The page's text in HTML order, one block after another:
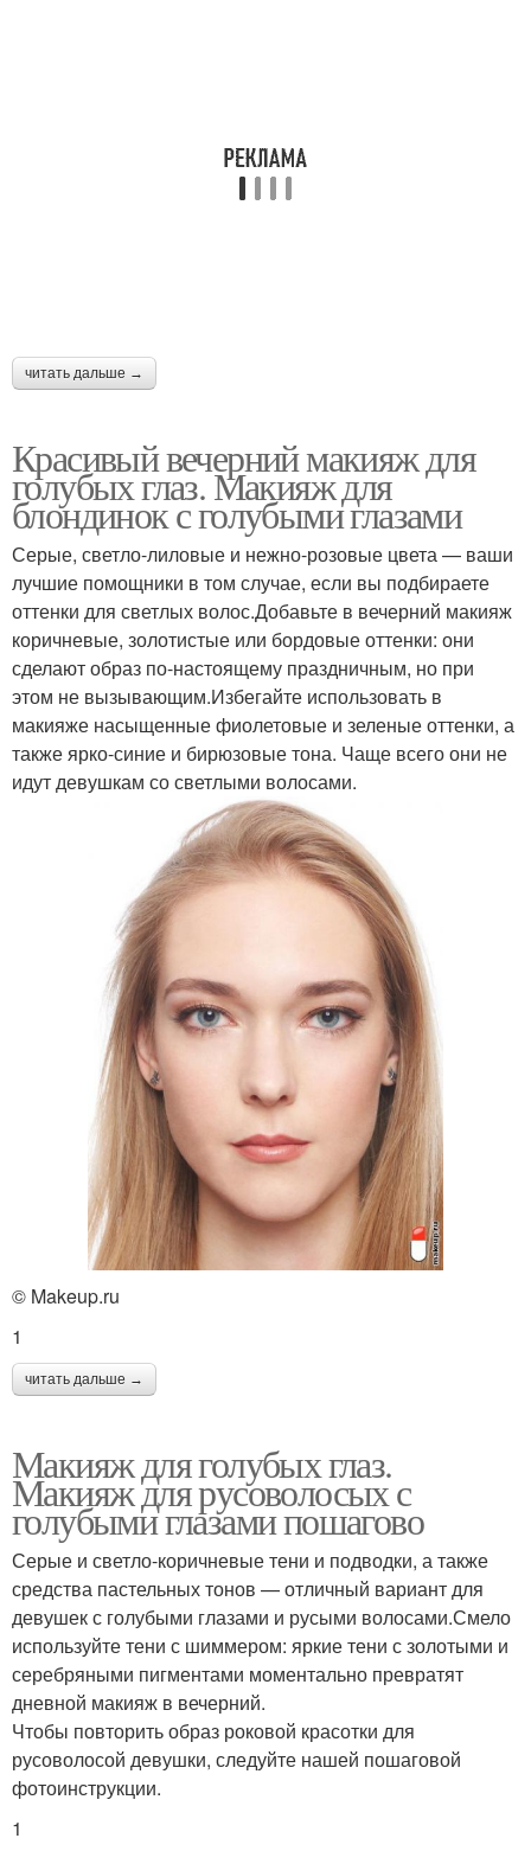
читать дальше →
Красивый вечерний макияж для
голубых глаз. Макияж для
блондинок с голубыми глазами
Серые, светло-лиловые и нежно-розовые цвета — ваши
лучшие помощники в том случае, если вы подбираете
оттенки для светлых волос.Добавьте в вечерний макияж
коричневые, золотистые или бордовые оттенки: они
сделают образ по-настоящему праздничным, но при
этом не вызывающим.Избегайте использовать в
макияже насыщенные фиолетовые и зеленые оттенки, а
также ярко-синие и бирюзовые тона. Чаще всего они не
идут девушкам со светлыми волосами.
© Makeup.ru
1
читать дальше →
Макияж для голубых глаз.
Макияж для русоволосых с
голубыми глазами пошагово
Серые и светло-коричневые тени и подводки, а также
средства пастельных тонов — отличный вариант для
девушек с голубыми глазами и русыми волосами.Смело
используйте тени с шиммером: яркие тени с золотыми и
серебряными пигментами моментально превратят
дневной макияж в вечерний.
Чтобы повторить образ роковой красотки для
русоволосой девушки, следуйте нашей пошаговой
фотоинструкции.
1